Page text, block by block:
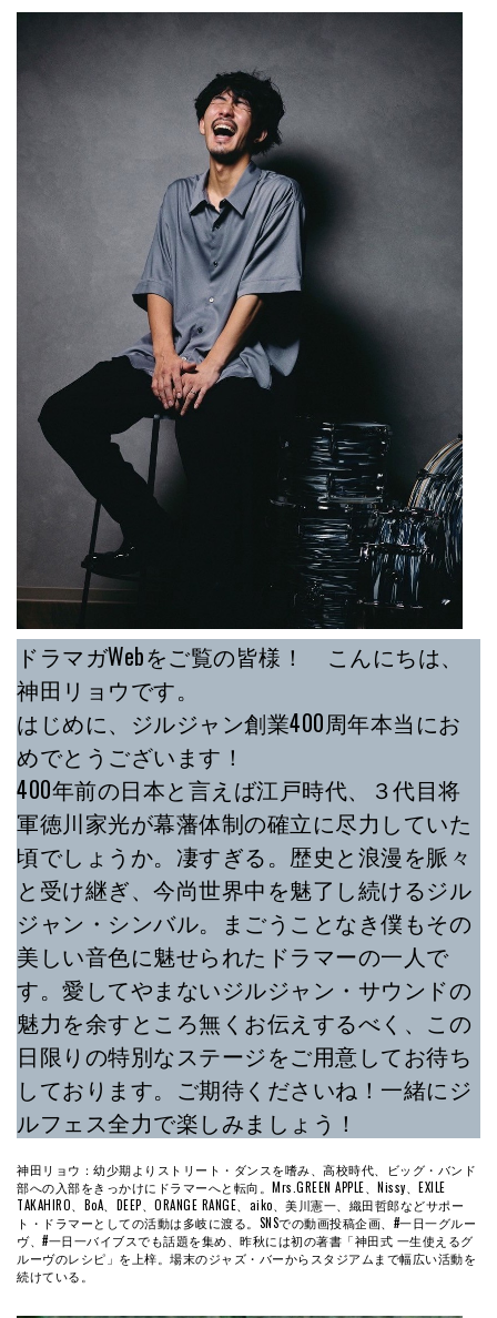
ドラマガWebをご覧の皆様！ こんにちは、
神田リョウです。
はじめに、ジルジャン創業400周年本当にお
めでとうございます！
400年前の日本と言えば江戸時代、３代目将
軍徳川家光が幕藩体制の確立に尽力していた
頃でしょうか。凄すぎる。歴史と浪漫を脈々
と受け継ぎ、今尚世界中を魅了し続けるジル
ジャン・シンバル。まごうことなき僕もその
美しい音色に魅せられたドラマーの一人で
す。愛してやまないジルジャン・サウンドの
魅力を余すところ無くお伝えするべく、この
日限りの特別なステージをご用意してお待ち
しております。ご期待くださいね！一緒にジ
ルフェス全力で楽しみましょう！
神田リョウ：幼少期よりストリート・ダンスを嗜み、高校時代、ビッグ・バンド
部への入部をきっかけにドラマーへと転向。Mrs.GREEN APPLE、Nissy、EXILE
TAKAHIRO、BoA、DEEP、ORANGE RANGE、aiko、美川憲一、織田哲郎などサポー
ト・ドラマーとしての活動は多岐に渡る。SNSでの動画投稿企画、#一日一グルー
ヴ、#一日一バイブスでも話題を集め、昨秋には初の著書「神田式 一生使えるグ
ルーヴのレシピ」を上梓。場末のジャズ・バーからスタジアムまで幅広い活動を
続けている。